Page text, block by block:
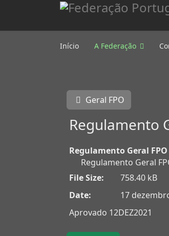
Início A Federação
Geral FPO
Regulamento
Regulamento Geral FPO
Regulamento Geral
File Size:
758.40 kB
Date:
17
Aprovado 12DEZ2021